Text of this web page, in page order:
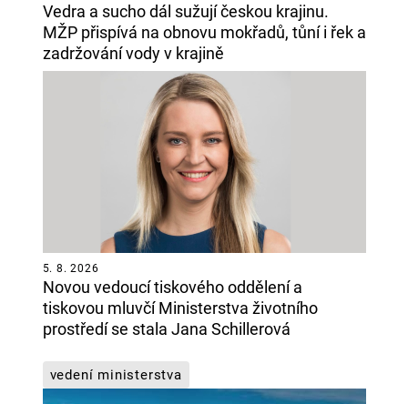
Vedra a sucho dál sužují českou krajinu.
MŽP přispívá na obnovu mokřadů, tůní i řek a
zadržování vody v krajině
Novou vedoucí tiskového oddělení a
tiskovou mluvčí Ministerstva životního
prostředí se stala Jana Schillerová
5. 8. 2026
vedení ministerstva